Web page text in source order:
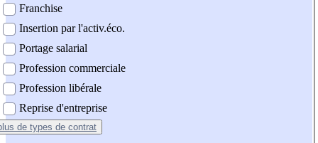
Franchise
Insertion par l'activ.éco.
Portage salarial
Profession commerciale
Profession libérale
Reprise d'entreprise
de types de contrat